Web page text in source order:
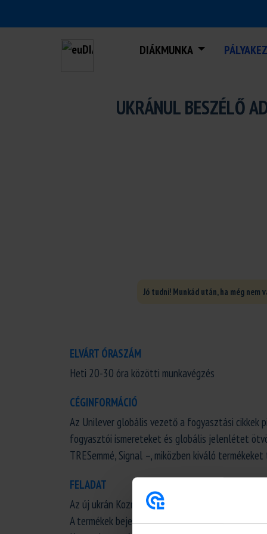
DIÁKMUNKA
UKRÁNUL BESZÉLŐ
Jó tudni! Munkád után, ha még
ELVÁRT ÓRASZÁM
Heti 20-30 óra közötti munkavégzés
CÉGINFORMÁCIÓ
Az Unilever globális vezető a fogyasztási cikkek
fogyasztói ismereteket és globális jelenlétet
TRESemmé, Signal –, miközben kiváló
FELADAT
Az új ukrán Kozmetikai rendelet követelményeinek
A termékek bejelentése